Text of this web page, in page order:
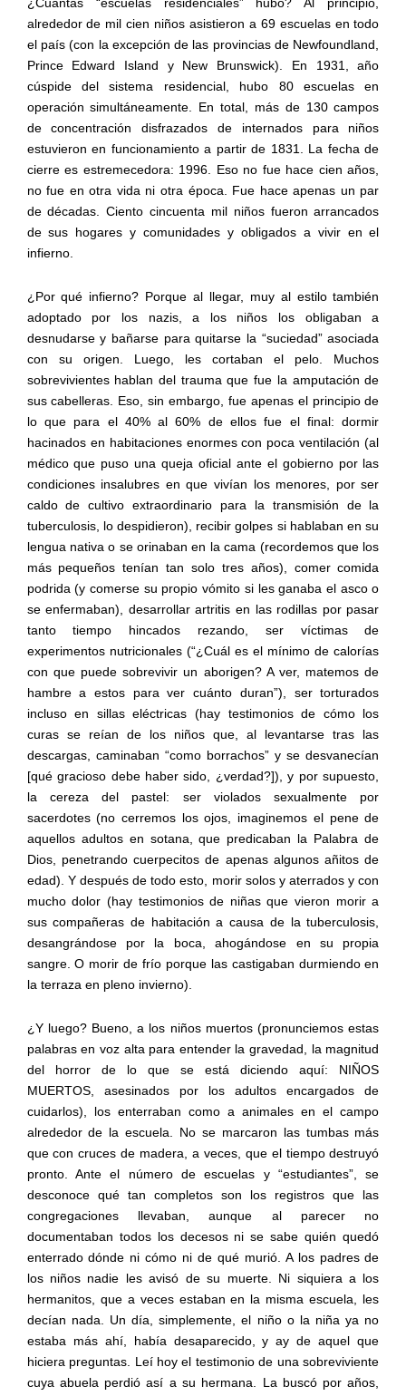
alrededor de mil cien niños asistieron a 69 escuelas en todo
el país (con la excepción de las provincias de Newfoundland,
Prince Edward Island y New Brunswick). En 1931, año
cúspide del sistema residencial, hubo 80 escuelas en
operación simultáneamente. En total, más de 130 campos
de concentración disfrazados de internados para niños
estuvieron en funcionamiento a partir de 1831. La fecha de
cierre es estremecedora: 1996. Eso no fue hace cien años,
no fue en otra vida ni otra época. Fue hace apenas un par
de décadas. Ciento cincuenta mil niños fueron arrancados
de sus hogares y comunidades y obligados a vivir en el
infierno.
¿Por qué infierno? Porque al llegar, muy al estilo también
adoptado por los nazis, a los niños los obligaban a
desnudarse y bañarse para quitarse la “suciedad” asociada
con su origen. Luego, les cortaban el pelo. Muchos
sobrevivientes hablan del trauma que fue la amputación de
sus cabelleras. Eso, sin embargo, fue apenas el principio de
lo que para el 40% al 60% de ellos fue el final: dormir
hacinados en habitaciones enormes con poca ventilación (al
médico que puso una queja oficial ante el gobierno por las
condiciones insalubres en que vivían los menores, por ser
caldo de cultivo extraordinario para la transmisión de la
tuberculosis, lo despidieron), recibir golpes si hablaban en su
lengua nativa o se orinaban en la cama (recordemos que los
más pequeños tenían tan solo tres años), comer comida
podrida (y comerse su propio vómito si les ganaba el asco o
se enfermaban), desarrollar artritis en las rodillas por pasar
tanto tiempo hincados rezando, ser víctimas de
experimentos nutricionales (“¿Cuál es el mínimo de calorías
con que puede sobrevivir un aborigen? A ver, matemos de
hambre a estos para ver cuánto duran”), ser torturados
incluso en sillas eléctricas (hay testimonios de cómo los
curas se reían de los niños que, al levantarse tras las
descargas, caminaban “como borrachos” y se desvanecían
[qué gracioso debe haber sido, ¿verdad?]), y por supuesto,
la cereza del pastel: ser violados sexualmente por
sacerdotes (no cerremos los ojos, imaginemos el pene de
aquellos adultos en sotana, que predicaban la Palabra de
Dios, penetrando cuerpecitos de apenas algunos añitos de
edad). Y después de todo esto, morir solos y aterrados y con
mucho dolor (hay testimonios de niñas que vieron morir a
sus compañeras de habitación a causa de la tuberculosis,
desangrándose por la boca, ahogándose en su propia
sangre. O morir de frío porque las castigaban durmiendo en
la terraza en pleno invierno).
¿Y luego? Bueno, a los niños muertos (pronunciemos estas
palabras en voz alta para entender la gravedad, la magnitud
del horror de lo que se está diciendo aquí: NIÑOS
MUERTOS, asesinados por los adultos encargados de
cuidarlos), los enterraban como a animales en el campo
alrededor de la escuela. No se marcaron las tumbas más
que con cruces de madera, a veces, que el tiempo destruyó
pronto. Ante el número de escuelas y “estudiantes”, se
desconoce qué tan completos son los registros que las
congregaciones llevaban, aunque al parecer no
documentaban todos los decesos ni se sabe quién quedó
enterrado dónde ni cómo ni de qué murió. A los padres de
los niños nadie les avisó de su muerte. Ni siquiera a los
hermanitos, que a veces estaban en la misma escuela, les
decían nada. Un día, simplemente, el niño o la niña ya no
estaba más ahí, había desaparecido, y ay de aquel que
hiciera preguntas. Leí hoy el testimonio de una sobreviviente
cuya abuela perdió así a su hermana. La buscó por años,